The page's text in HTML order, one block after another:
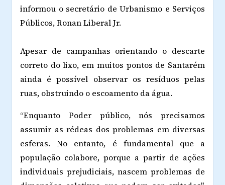
informou o secretário de Urbanismo e Serviços
Públicos, Ronan Liberal Jr.
Apesar de campanhas orientando o descarte
correto do lixo, em muitos pontos de Santarém
ainda é possível observar os resíduos pelas
ruas, obstruindo o escoamento da água.
“Enquanto Poder público, nós precisamos
assumir as rédeas dos problemas em diversas
esferas. No entanto, é fundamental que a
população colabore, porque a partir de ações
individuais prejudiciais, nascem problemas de